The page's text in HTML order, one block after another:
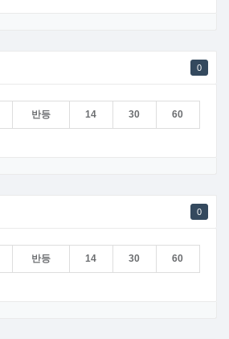
0
반등 14 30 60
0
반등 14 30 60